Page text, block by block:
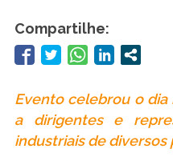
Compartilhe:
Evento celebrou o
a dirigentes e
industriais de diversos